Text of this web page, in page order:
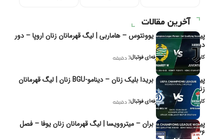
آخرین مقالات
پیش‌بینی و تحلیل یوونتوس – هاماربی | لیگ قهرمانان زنان اروپا – دور
دوم مرحله
کاوه نیک‌فر، تحلیل‌گر حرفه‌ای فوتبال7 دقیقه
پیش‌بینی و تحلیل بریدا بلیک زنان – دینامو-BGU زنان | لیگ قهرمانان
زنان یوفا
کاوه نیک‌فر، تحلیل‌گر حرفه‌ای فوتبال7 دقیقه
پیش‌بینی و تحلیل بران – میتروویسا | لیگ قهرمانان زنان یوفا – فصل
۲۰۲۶